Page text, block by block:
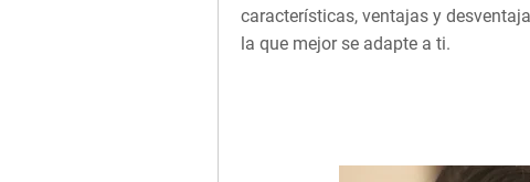
características, ventajas y
la que mejor se adapte a ti.